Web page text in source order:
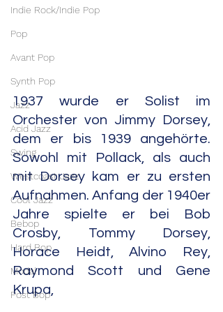
Indie Rock/Indie Pop
Pop
Avant Pop
Synth Pop
Jazz
Acid Jazz
Swing
Westcoast Jazz
Cool Jazz
Bebop
Hard Bop
Modal
Post Bop
1937 wurde er Solist im
Orchester von Jimmy Dorsey,
dem er bis 1939 angehörte.
Sowohl mit Pollack, als auch
mit Dorsey kam er zu ersten
Aufnahmen. Anfang der 1940er
Jahre spielte er bei Bob
Crosby, Tommy Dorsey,
Horace Heidt, Alvino Rey,
Raymond Scott und Gene
Krupa,